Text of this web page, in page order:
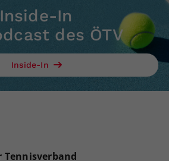
Inside-In
des ÖTV
Inside-In
Tennisverband